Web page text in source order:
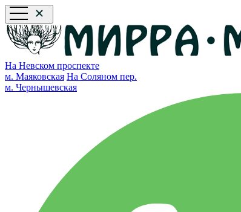
На Невском проспекте
м. Маяковская На Соляном пер.
м. Чернышевская